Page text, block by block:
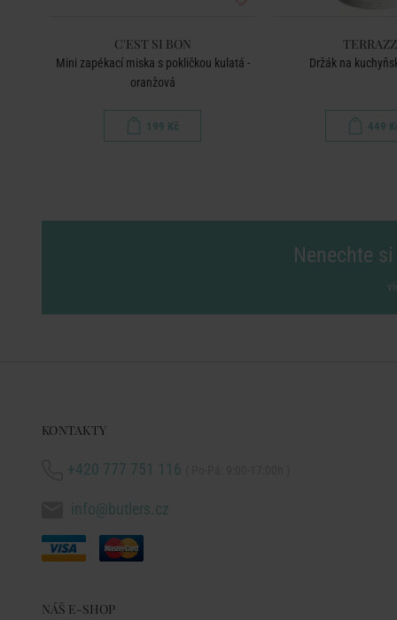
C'EST SI BON
Mini zapékací miska s pokličkou kulatá -
oranžová
199 Kč
Držák na
449
Nenechte
KONTAKTY
+420 777 751 116
info@butlers.cz
NÁŠ E-SHOP